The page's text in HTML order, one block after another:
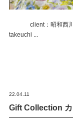
client：昭和西川 株
takeuchi ...
22.04.11
Gift Collection